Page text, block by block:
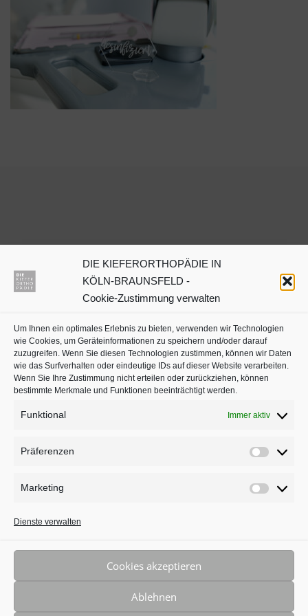
DIE KIEFERORTHOPÄDIE IN
KÖLN-BRAUNSFELD -
Cookie-Zustimmung verwalten
Um Ihnen ein optimales Erlebnis zu bieten, verwenden wir Technologien
wie Cookies, um Geräteinformationen zu speichern und/oder darauf
zuzugreifen. Wenn Sie diesen Technologien zustimmen, können wir Daten
wie das Surfverhalten oder eindeutige IDs auf dieser Website verarbeiten.
Wenn Sie Ihre Zustimmung nicht erteilen oder zurückziehen, können
bestimmte Merkmale und Funktionen beeinträchtigt werden.
Funktional Immer aktiv
Präferenzen
Marketing
Marketing
Dienste verwalten
Cookies akzeptieren
Ablehnen
Dr. Julia Neuschulz
Kieferorthopäden oder
in Köln aufjameda